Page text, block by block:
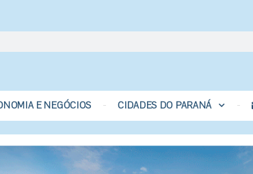
E NEGÓCIOS CIDADES DO PARANÁ